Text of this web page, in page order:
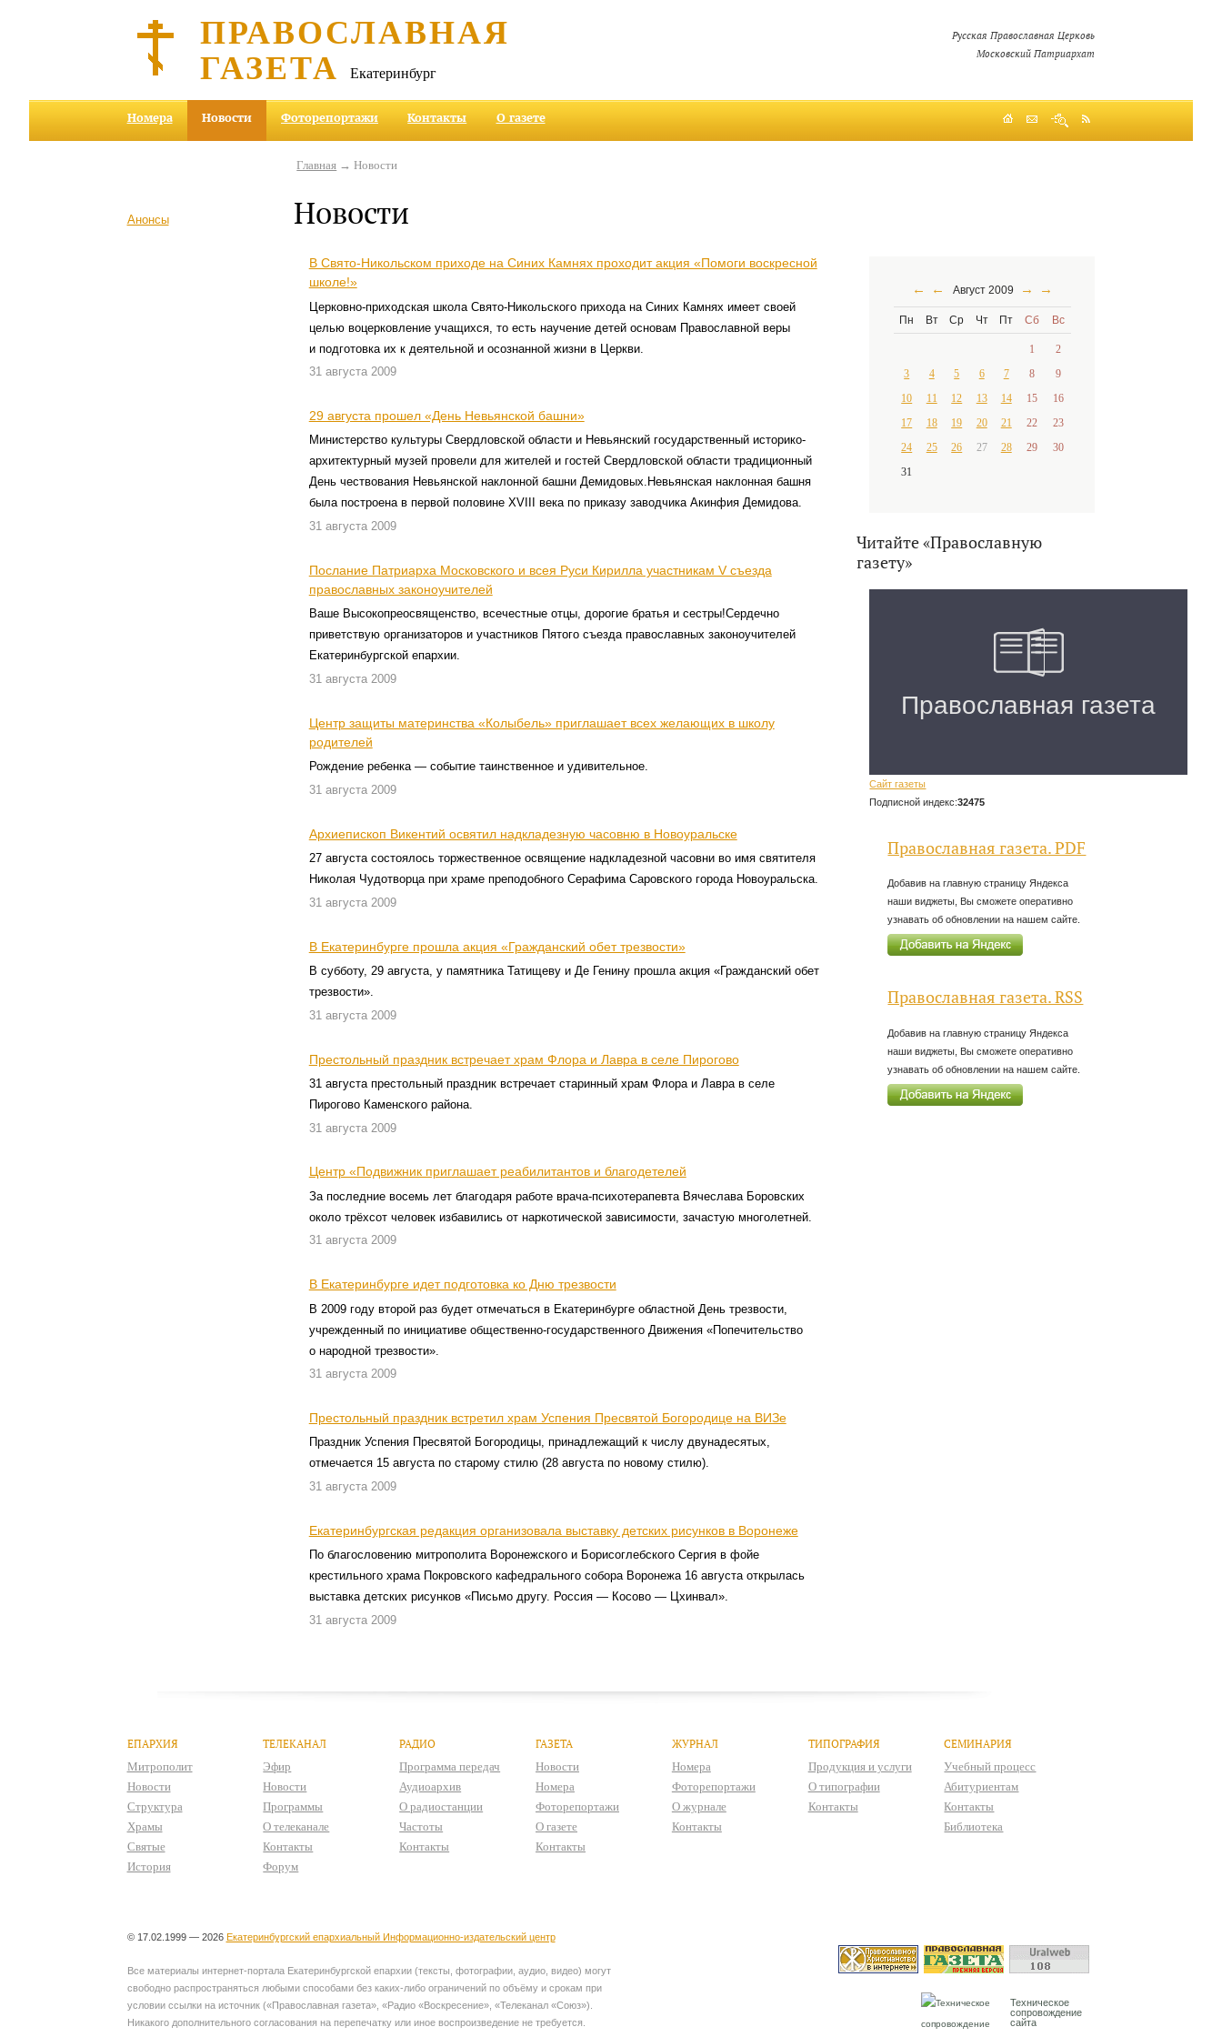
ПРАВОСЛАВНАЯ
ГАЗЕТА Екатеринбург
Русская Православная Церковь
Московский Патриархат
Номера Новости Фоторепортажи Контакты О газете
Анонсы
Главная → Новости
Новости
В Свято-Никольском приходе на Синих Камнях проходит акция «Помоги воскресной
школе!»
Церковно-приходская школа Свято-Никольского прихода на Синих Камнях имеет своей
целью воцерковление учащихся, то есть научение детей основам Православной веры
и подготовка их к деятельной и осознанной жизни в Церкви.
31 августа 2009
29 августа прошел «День Невьянской башни»
Министерство культуры Свердловской области и Невьянский государственный историко-
архитектурный музей провели для жителей и гостей Свердловской области традиционный
День чествования Невьянской наклонной башни Демидовых.Невьянская наклонная башня
была построена в первой половине XVIII века по приказу заводчика Акинфия Демидова.
31 августа 2009
Послание Патриарха Московского и всея Руси Кирилла участникам V съезда
православных законоучителей
Ваше Высокопреосвященство, всечестные отцы, дорогие братья и сестры!Сердечно
приветствую организаторов и участников Пятого съезда православных законоучителей
Екатеринбургской епархии.
31 августа 2009
Центр защиты материнства «Колыбель» приглашает всех желающих в школу
родителей
Рождение ребенка — событие таинственное и удивительное.
31 августа 2009
Архиепископ Викентий освятил надкладезную часовню в Новоуральске
27 августа состоялось торжественное освящение надкладезной часовни во имя святителя
Николая Чудотворца при храме преподобного Серафима Саровского города Новоуральска.
31 августа 2009
В Екатеринбурге прошла акция «Гражданский обет трезвости»
В субботу, 29 августа, у памятника Татищеву и Де Генину прошла акция «Гражданский обет
трезвости».
31 августа 2009
Престольный праздник встречает храм Флора и Лавра в селе Пирогово
31 августа престольный праздник встречает старинный храм Флора и Лавра в селе
Пирогово Каменского района.
31 августа 2009
Центр «Подвижник приглашает реабилитантов и благодетелей
За последние восемь лет благодаря работе врача-психотерапевта Вячеслава Боровских
около трёхсот человек избавились от наркотической зависимости, зачастую многолетней.
31 августа 2009
В Екатеринбурге идет подготовка ко Дню трезвости
В 2009 году второй раз будет отмечаться в Екатеринбурге областной День трезвости,
учрежденный по инициативе общественно-государственного Движения «Попечительство
о народной трезвости».
31 августа 2009
Престольный праздник встретил храм Успения Пресвятой Богородице на ВИЗе
Праздник Успения Пресвятой Богородицы, принадлежащий к числу двунадесятых,
отмечается 15 августа по старому стилю (28 августа по новому стилю).
31 августа 2009
Екатеринбургская редакция организовала выставку детских рисунков в Воронеже
По благословению митрополита Воронежского и Борисоглебского Сергия в фойе
крестильного храма Покровского кафедрального собора Воронежа 16 августа открылась
выставка детских рисунков «Письмо другу. Россия — Косово — Цхинвал».
31 августа 2009
← ← Август 2009 → →
Пн Вт Ср Чт Пт Сб Вс
1
2
3
4 5 6 7 8
9
10
11 12 13 14 15
16
17
18 19 20 21 22
23
24
25 26 27 28 29
30
31
Читайте «Православную
газету»
Сайт газеты
Подписной индекс:32475
Православная газета. PDF
Добавив на главную страницу Яндекса
наши виджеты, Вы сможете оперативно
узнавать об обновлении на нашем сайте.
Православная газета. RSS
Добавив на главную страницу Яндекса
наши виджеты, Вы сможете оперативно
узнавать об обновлении на нашем сайте.
ЕПАРХИЯ
Митрополит
Новости
Структура
Храмы
Святые
История
ТЕЛЕКАНАЛ
Эфир
Новости
Программы
О телеканале
Контакты
Форум
РАДИО
Программа передач
Аудиоархив
О радиостанции
Частоты
Контакты
ГАЗЕТА
Новости
Номера
Фоторепортажи
О газете
Контакты
ЖУРНАЛ
Номера
Фоторепортажи
О журнале
Контакты
ТИПОГРАФИЯ
Продукция и услуги
О типографии
Контакты
СЕМИНАРИЯ
Учебный процесс
Абитуриентам
Контакты
Библиотека
© 17.02.1999 — 2026 Екатеринбургский епархиальный Информационно-издательский центр
Все материалы интернет-портала Екатеринбургской епархии (тексты, фотографии, аудио, видео) могут
свободно распространяться любыми способами без каких-либо ограничений по объёму и срокам при
условии ссылки на источник («Православная газета», «Радио «Воскресение», «Телеканал «Союз»).
Никакого дополнительного согласования на перепечатку или иное воспроизведение не требуется.
Техническое
сопровождение
сайта